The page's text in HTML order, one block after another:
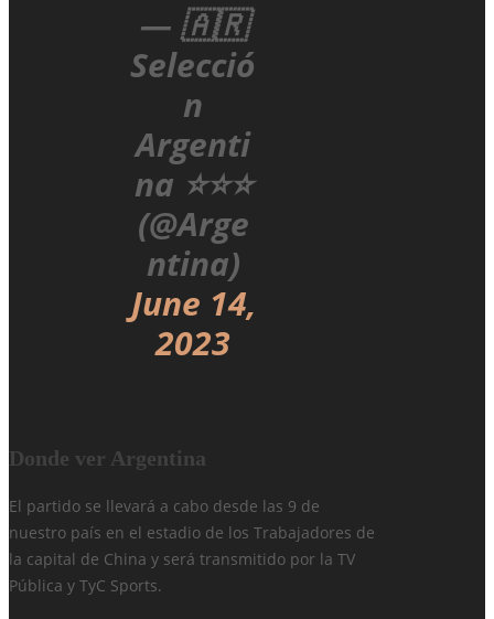
— 🇦🇷
Selecció
n
Argenti
na ⭐⭐⭐
(@Arge
ntina)
June 14,
2023
Donde ver Argentina
El partido se llevará a cabo desde las 9 de
nuestro país en el estadio de los Trabajadores de
la capital de China y será transmitido por la TV
Pública y TyC Sports.